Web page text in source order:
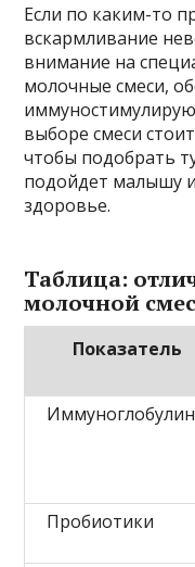
Если по каким-то
вскармливание
внимание на
молочные смеси,
выборе смеси
чтобы подобрать
подойдет малышу
здоровье.
Таблица:
молочной
Показатель
Пробиотики